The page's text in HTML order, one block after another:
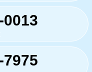
0013
7975